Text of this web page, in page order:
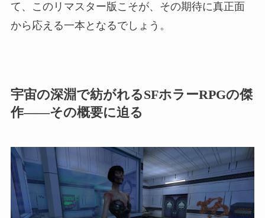
て、このリマスター版こそが、その期待に真正面
から応える一本となるでしょう。
宇宙の深淵で紡がれるSFホラーRPGの傑
作――その概要に迫る